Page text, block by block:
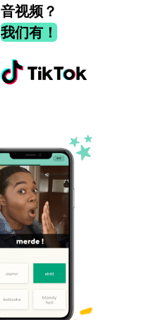
音视频？
我们有！